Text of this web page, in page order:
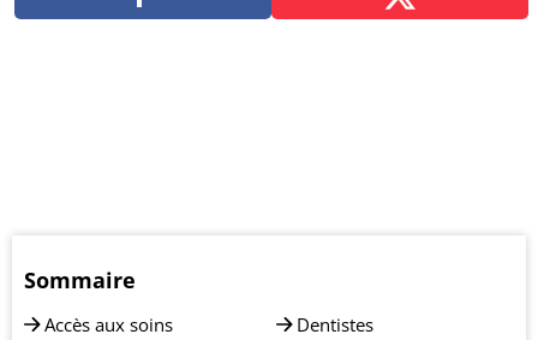
Sommaire
Accès aux soins
Dentistes